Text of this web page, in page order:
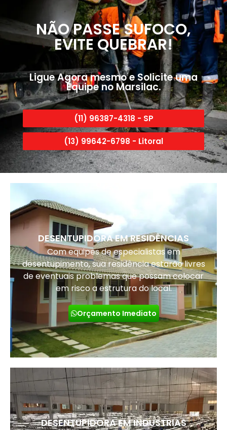
NÃO PASSE SUFOCO,
EVITE QUEBRAR!
Ligue Agora mesmo e Solicite uma
Equipe no Marsilac.
(11) 96387-4318 - SP
(13) 99642-6798 - Litoral
DESENTUPIDORA EM RESIDÊNCIAS
Com equipes de especialistas em
desentupimento, sua residência estarão livres
de eventuais problemas que possam colocar
em risco a estrutura do local.
Orçamento Imediato
DESENTUPIDORA EM INDUSTRIAS